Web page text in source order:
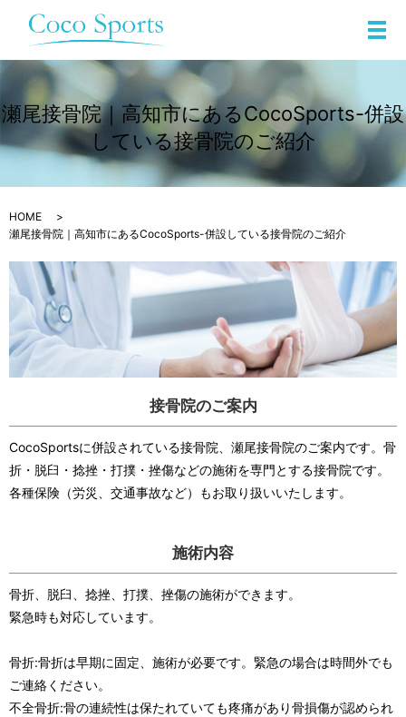
メ
瀬尾接骨院｜高知市にあるCocoSports-併設
している接骨院のご紹介
HOME
瀬尾接骨院｜高知市にあるCocoSports-併設している接骨院のご紹介
接骨院のご案内
CocoSportsに併設されている接骨院、瀬尾接骨院のご案内です。骨
折・脱臼・捻挫・打撲・挫傷などの施術を専門とする接骨院です。
各種保険（労災、交通事故など）もお取り扱いいたします。
施術内容
骨折、脱臼、捻挫、打撲、挫傷の施術ができます。
緊急時も対応しています。
骨折:骨折は早期に固定、施術が必要です。緊急の場合は時間外でも
ご連絡ください。
不全骨折:骨の連続性は保たれていても疼痛があり骨損傷が認められ